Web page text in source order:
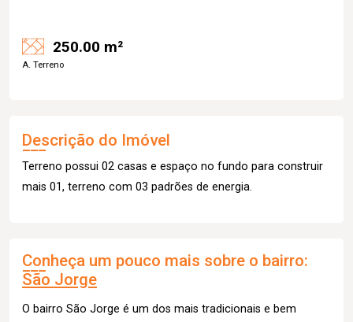
250.00 m²
A. Terreno
Descrição do Imóvel
Terreno possui 02 casas e espaço no fundo para construir
mais 01, terreno com 03 padrões de energia.
Conheça um pouco mais sobre o bairro:
São Jorge
O bairro São Jorge é um dos mais tradicionais e bem